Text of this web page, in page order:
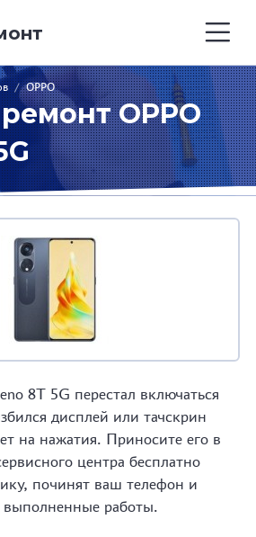
/ OPPO
OPPO
8T 5G перестал включаться
дисплей или тачскрин
на нажатия. Приносите его в
центра бесплатно
починят ваш телефон и
выполненные работы.